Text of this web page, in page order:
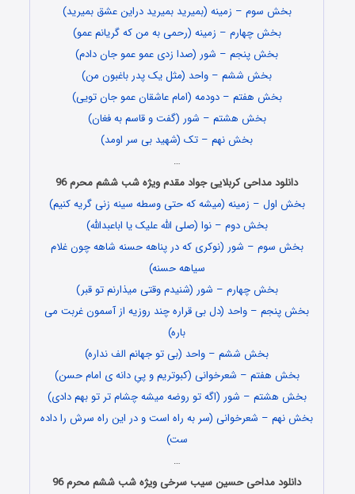
بخش سوم – زمینه (بمیرید بمیرید دراین عشق بمیرید)
بخش چهارم – زمینه (رحمی به من که گریانم عمو)
بخش پنجم – شور (صدا زدی عمو عمو جان دادم)
بخش ششم – واحد (مثل یک پدر باغبون من)
بخش هفتم – دودمه (امام عاشقان عمو جان تویی)
بخش هشتم – شور (گفت و قاسم به فغان)
بخش نهم – تک (شهید بی سر اومد)
…
دانلود مداحی کربلایی جواد مقدم ویژه شب ششم محرم 96
بخش اول – زمینه (میشه که حتی وسطه سینه زنی گریه کنیم)
بخش دوم – نوا (صلی الله علیک یا اباعبدالله)
بخش سوم – شور (نوکری که در پناهه حسنه شاهه چون غلام
سیاهه حسنه)
بخش چهارم – شور (شنیدم وقتی میذارنم تو قبر)
بخش پنجم – واحد (دل بی قراره چند روزیه از آسمون غربت می
باره)
بخش ششم – واحد (بی تو جهانم الف نداره)
بخش هفتم – شعرخوانی (کبوتریم و پیِ دانه ی امام حسن)
بخش هشتم – شور (اگه تو روضه میشه چشام تر تو بهم دادی)
بخش نهم – شعرخوانی (سر به راه است و در این راه سرش را داده
ست)
…
دانلود مداحی حسین سیب سرخی ویژه شب ششم محرم 96